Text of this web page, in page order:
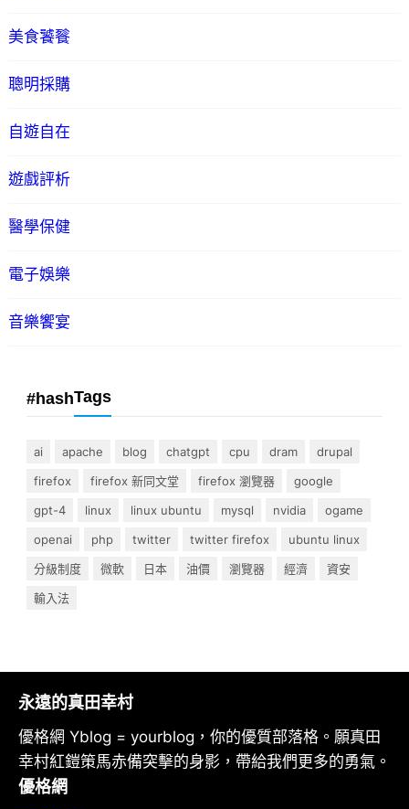
美食饕餮
聰明採購
自遊自在
遊戲評析
醫學保健
電子娛樂
音樂饗宴
#hashTags
ai apache blog chatgpt cpu dram
drupal
firefox
firefox 新同文堂 firefox 瀏覽器
google
gpt-4
linux linux ubuntu mysql nvidia
ogame
openai
php twitter twitter firefox
ubuntu linux
分級制度
微軟 日本 油價 瀏覽器 經濟
資安
輸入法
永遠的真田幸村
優格網 Yblog = yourblog，你的優質部落格。願真田
幸村紅鎧策馬赤備突擊的身影，帶給我們更多的勇氣。
優格網